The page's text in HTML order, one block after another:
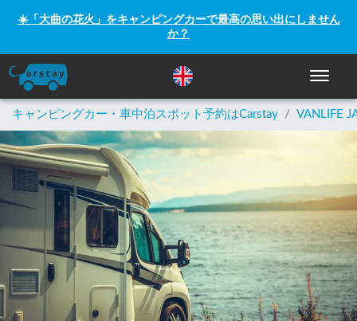
☀️「大曲の花火」をキャンピングカーで最高の思い出にしません
か？
ナビゲ
キャンピングカー・車中泊スポット予約はCarstay / VANLIFE